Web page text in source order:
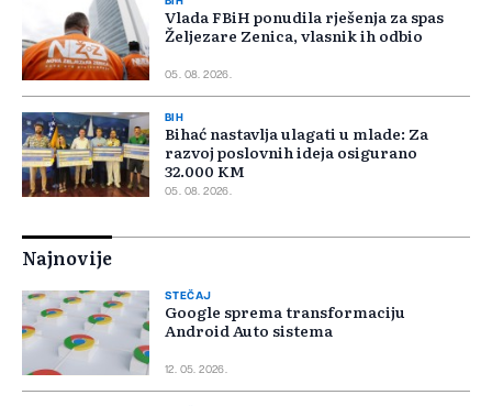
Vlada FBiH ponudila rješenja za spas
Željezare Zenica, vlasnik ih odbio
05. 08. 2026.
BIH
Bihać nastavlja ulagati u mlade: Za
razvoj poslovnih ideja osigurano
32.000 KM
05. 08. 2026.
Najnovije
STEČAJ
Google sprema transformaciju
Android Auto sistema
12. 05. 2026.